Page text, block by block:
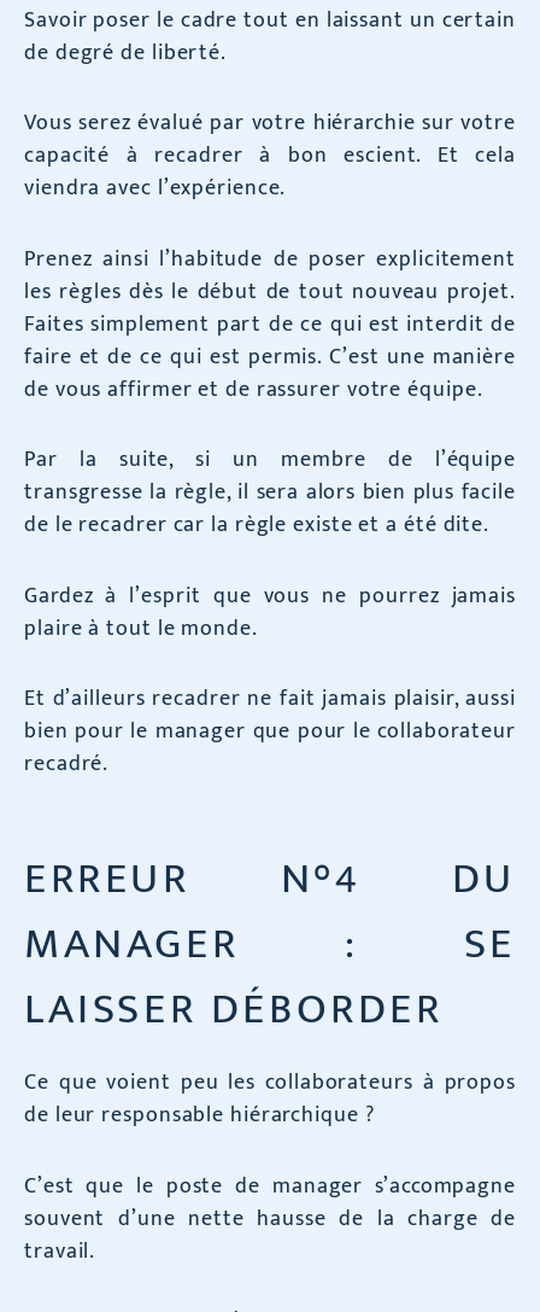
Savoir poser le cadre tout en laissant un certain
de degré de liberté.
Vous serez évalué par votre hiérarchie sur votre
capacité à recadrer à bon escient. Et cela
viendra avec l’expérience.
Prenez ainsi l’habitude de poser explicitement
les règles dès le début de tout nouveau projet.
Faites simplement part de ce qui est interdit de
faire et de ce qui est permis. C’est une manière
de vous affirmer et de rassurer votre équipe.
Par la suite, si un membre de l’équipe
transgresse la règle, il sera alors bien plus facile
de le recadrer car la règle existe et a été dite.
Gardez à l’esprit que vous ne pourrez jamais
plaire à tout le monde.
Et d’ailleurs recadrer ne fait jamais plaisir, aussi
bien pour le manager que pour le collaborateur
recadré.
ERREUR N°4 DU
MANAGER : SE
LAISSER DÉBORDER
Ce que voient peu les collaborateurs à propos
de leur responsable hiérarchique ?
C’est que le poste de manager s’accompagne
souvent d’une nette hausse de la charge de
travail.